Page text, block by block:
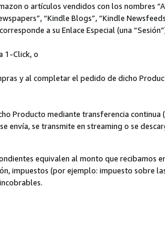
o artículos vendidos con los nombres
“Kindle Blogs”, “Kindle
a su Enlace Especial (una
1-Click, o
y al completar el pedido de dicho
Producto mediante transferencia continua
envía, se transmite en streaming o se
equivalen al monto que recibamos
impuestos (por ejemplo: impuesto sobre